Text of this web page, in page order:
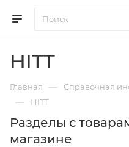
HITT
Главная — Справочная
— HITT
Разделы с
магазине